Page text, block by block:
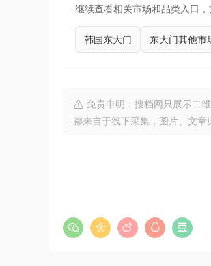
继续查看相关市场和品类入口
韩国东大门 东大门其他市
免责申明：搜档网只展示二
都来自于线下采集，图片、文章